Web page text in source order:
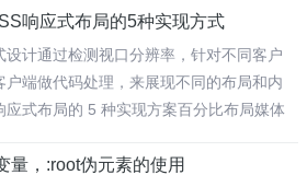
响应式布局的5种实现方式
设计通过检测视口分辨率，针对不同客户
户端做代码处理，来展现不同的布局和内
应式布局的 5 种实现方案百分比布局媒体
量，:root伪元素的使用